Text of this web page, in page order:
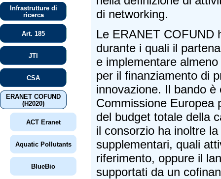
Infrastrutture di
ricerca
Art. 185
JTI
CSA
ERANET COFUND
(H2020)
ACT Eranet
Aquatic Pollutants
BlueBio
di networking.
Le ERANET COFUND
durante i quali il
e implementare
per il finanziamento di
innovazione. Il bando è
Commissione Europea
del budget totale della
il consorzio ha inoltre
supplementari, quali
riferimento, oppure il
supportati da un